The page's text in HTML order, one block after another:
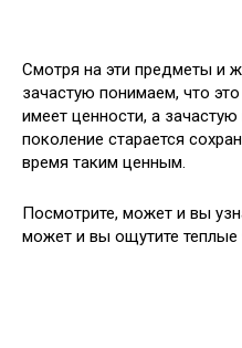
Смотря на эти предметы и
зачастую понимаем, что
имеет ценности, а
поколение старается
время таким ценным.
Посмотрите, может и вы
может и вы ощутите теплые